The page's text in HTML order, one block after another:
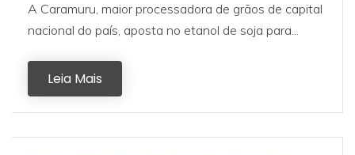
A Caramuru, maior processadora de grãos de capital
nacional do país, aposta no etanol de soja para...
Leia Mais